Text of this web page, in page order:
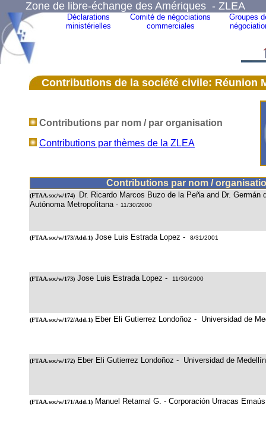
Zone de libre-échange des Amériques - ZLEA
Déclarations
ministérielles
Comité de négociations
commerciales
Groupes
Contributions de la société civile: Réunion
Contributions par nom / par organisation
Contributions par thèmes de la ZLEA
Contributions par nom /
(FTAA.soc/w/174)
Dr. Ricardo Marcos Buzo de la Peña and Dr. Germán
Autónoma Metropolitana - 11/30/2000
(FTAA.soc/w/173/Add.1) Jose Luis Estrada Lopez - 8/31/2001
(FTAA.soc/w/173) Jose Luis Estrada Lopez - 11/30/2000
(FTAA.soc/w/172/Add.1) Eber Eli Gutierrez Londoñoz - Universidad de
(FTAA.soc/w/172) Eber Eli Gutierrez Londoñoz - Universidad de
(FTAA.soc/w/171/Add.1) Manuel Retamal G. - Corporación Urracas